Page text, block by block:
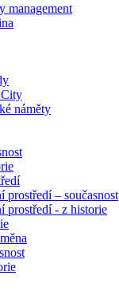
management
City
náměty
prostředí – současnost
prostředí ​- z historie